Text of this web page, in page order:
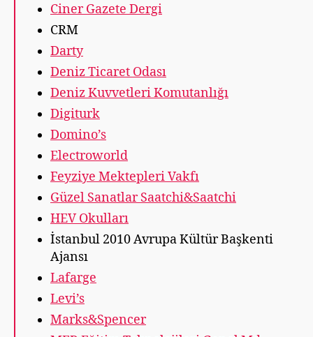
Ciner Gazete Dergi
CRM
Darty
Deniz Ticaret Odası
Deniz Kuvvetleri Komutanlığı
Digiturk
Domino’s
Electroworld
Feyziye Mektepleri Vakfı
Güzel Sanatlar Saatchi&Saatchi
HEV Okulları
İstanbul 2010 Avrupa Kültür Başkenti
Ajansı
Lafarge
Levi’s
Marks&Spencer